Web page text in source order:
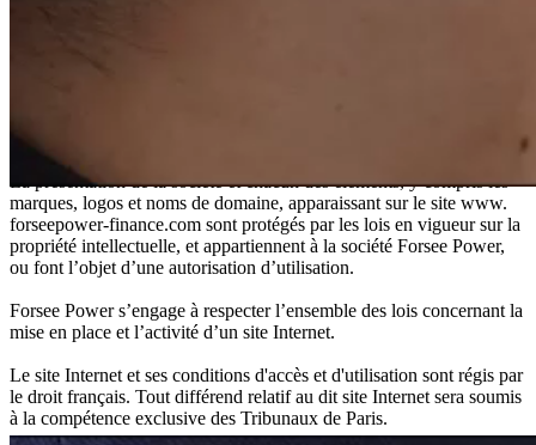
SYSTEMES DE
Nous accompagnons les
leur transition énergétique avec des
conditions générales d'utilisation.
société Forsee Power (ci-après la Société ou Forsee Power).
La présentation de la société et chacun des éléments, y compris les
marques, logos et noms de domaine, apparaissant sur le site www.
forseepower-finance.com sont protégés par les lois en vigueur sur la
propriété intellectuelle, et appartiennent à la société Forsee Power,
ou font l’objet d’une autorisation d’utilisation.
Forsee Power s’engage à respecter l’ensemble des lois concernant la
mise en place et l’activité d’un site Internet.
Le site Internet et ses conditions d'accès et d'utilisation sont régis par
le droit français. Tout différend relatif au dit site Internet sera soumis
à la compétence exclusive des Tribunaux de Paris.